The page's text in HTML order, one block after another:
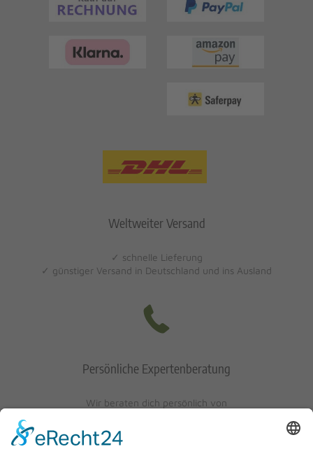
Weltweiter Versand
✓ schnelle Lieferung
✓ günstiger Versand in Deutschland und ins Ausland
Persönliche Expertenberatung
Wir beraten dich persönlich von
0621/405401-10